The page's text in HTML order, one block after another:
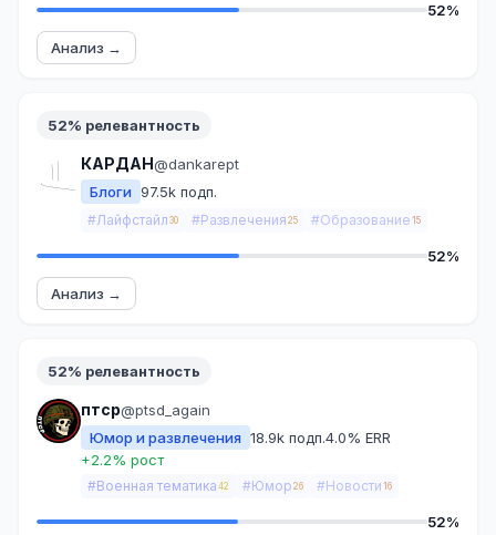
52%
Анализ →
52% релевантность
КАРДАН@dankarept
Блоги 97.5k подп.
#Лайфстайл 30 #Развлечения 25 #Образование 15
52%
Анализ →
52% релевантность
птср@ptsd_again
Юмор и развлечения 18.9k подп.4.0% ERR
+2.2% рост
#Военная тематика 42 #Юмор 26 #Новости 16
52%